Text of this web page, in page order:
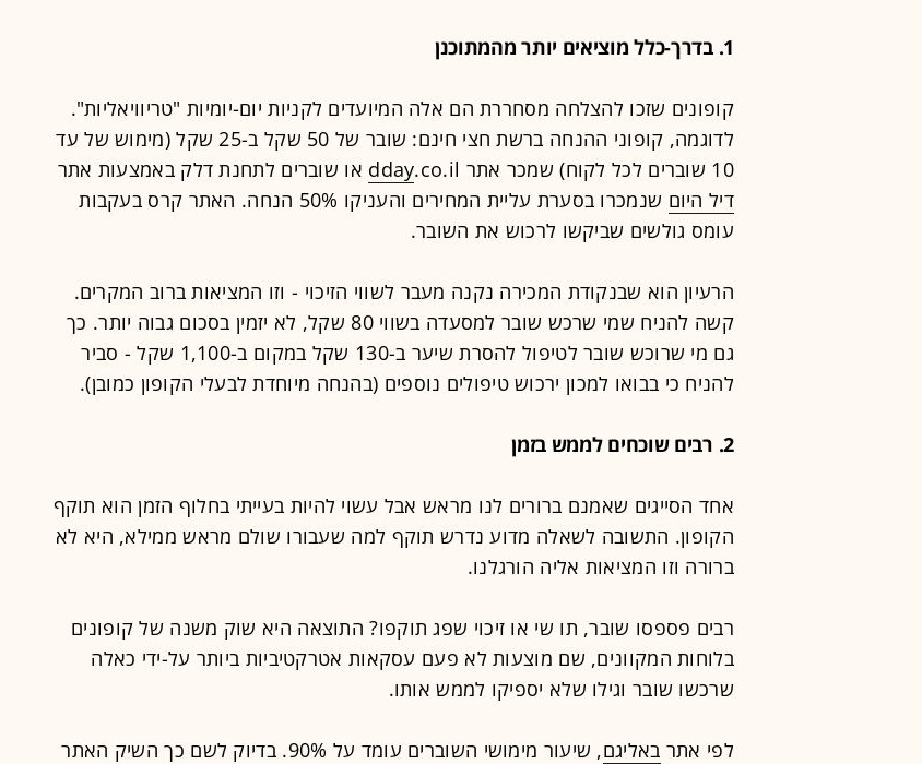
1. בדרך-כלל מוציאים יותר מהמתוכנן
קופונים שזכו להצלחה מסחררת הם אלה המיועדים לקניות יום-יומיות "טריוויאליות".
לדוגמה, קופוני ההנחה ברשת חצי חינם: שובר של 50 שקל ב-25 שקל (מימוש של עד
10 שוברים לכל לקוח) שמכר אתר
dday.co.il או שוברים לתחנת דלק באמצעות אתר
דיל היום
שנמכרו בסערת עליית המחירים והעניקו 50% הנחה. האתר קרס בעקבות
עומס גולשים שביקשו לרכוש את השובר.
הרעיון הוא שבנקודת המכירה נקנה מעבר לשווי הזיכוי - וזו המציאות ברוב המקרים.
קשה להניח שמי שרכש שובר למסעדה בשווי 80 שקל, לא יזמין בסכום גבוה יותר. כך
גם מי שרוכש שובר לטיפול להסרת שיער ב-130 שקל במקום ב-1,100 שקל - סביר
להניח כי בבואו למכון ירכוש טיפולים נוספים (בהנחה מיוחדת לבעלי הקופון כמובן).
2. רבים שוכחים לממש בזמן
אחד הסייגים שאמנם ברורים לנו מראש אבל עשוי להיות בעייתי בחלוף הזמן הוא תוקף
הקופון. התשובה לשאלה מדוע נדרש תוקף למה שעבורו שולם מראש ממילא, היא לא
ברורה וזו המציאות אליה הורגלנו.
רבים פספסו שובר, תו שי או זיכוי שפג תוקפו? התוצאה היא שוק משנה של קופונים
בלוחות המקוונים, שם מוצעות לא פעם עסקאות אטרקטיביות ביותר על-ידי כאלה
שרכשו שובר וגילו שלא יספיקו לממש אותו.
לפי אתר באליגם
, שיעור מימושי השוברים עומד על 90%. בדיוק לשם כך השיק האתר